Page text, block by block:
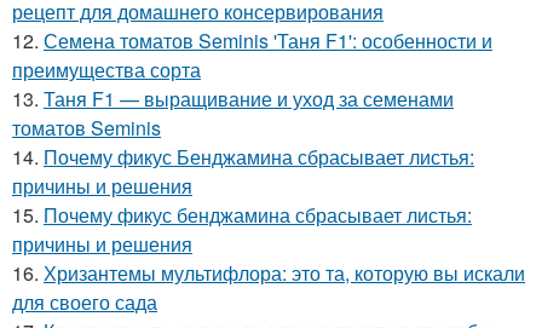
рецепт для домашнего консервирования
12. Семена томатов Seminis 'Таня F1': особенности и
преимущества сорта
13. Таня F1 — выращивание и уход за семенами
томатов Seminis
14. Почему фикус Бенджамина сбрасывает листья:
причины и решения
15. Почему фикус бенджамина сбрасывает листья:
причины и решения
16. Хризантемы мультифлора: это та, которую вы искали
для своего сада